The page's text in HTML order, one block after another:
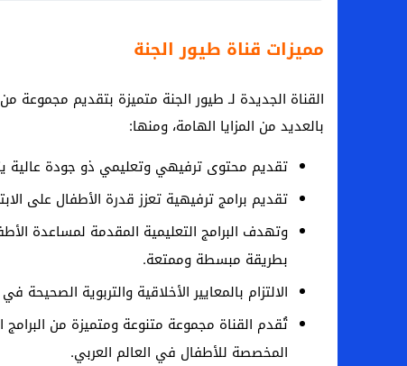
مميزات قناة طيور الجنة
القناة الجديدة لـ طيور الجنة متميزة بتقديم مجموعة
بالعديد من المزايا الهامة، ومنها:
تقديم محتوى ترفيهي وتعليمي ذو جودة عالية
تقديم برامج ترفيهية تعزز قدرة الأطفال على
وتهدف البرامج التعليمية المقدمة لمساعدة
بطريقة مبسطة وممتعة.
الالتزام بالمعايير الأخلاقية والتربوية
تُقدم القناة مجموعة متنوعة ومتميزة من البرامج
المخصصة للأطفال في العالم العربي.